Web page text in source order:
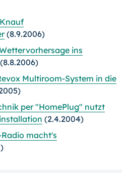
(8.9.2006)
ins
(8.8.2006)
Multiroom-System in die
per "HomePlug" nutzt
(2.4.2004)
macht's